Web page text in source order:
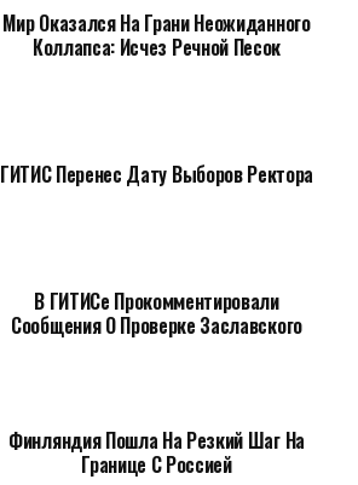
Мир Оказался На Грани Неожиданного
Коллапса: Исчез Речной Песок
ГИТИС Перенес Дату Выборов Ректора
В ГИТИСе Прокомментировали
Сообщения О Проверке Заславского
Финляндия Пошла На Резкий Шаг На
Границе С Россией